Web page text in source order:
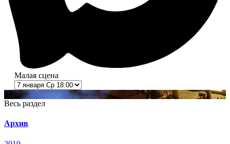
Малая сцена
6+
Весь раздел
Архив